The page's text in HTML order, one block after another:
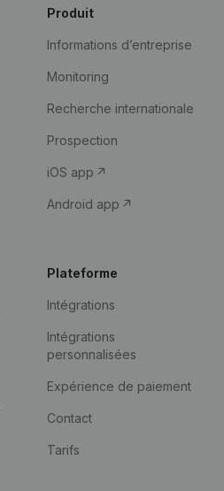
Produit
Informations d’entreprise
Monitoring
Recherche internationale
Prospection
iOS app
Android app
Plateforme
Intégrations
Intégrations
personnalisées
Expérience de paiement
Contact
Tarifs